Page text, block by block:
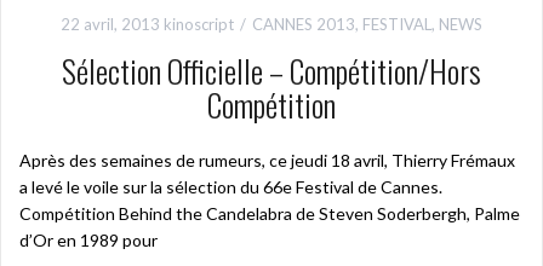
22 avril, 2013 kinoscript CANNES 2013, FESTIVAL, NEWS
Sélection Officielle – Compétition/Hors
Compétition
Après des semaines de rumeurs, ce jeudi 18 avril, Thierry Frémaux
a levé le voile sur la sélection du 66e Festival de Cannes.
Compétition Behind the Candelabra de Steven Soderbergh, Palme
d’Or en 1989 pour